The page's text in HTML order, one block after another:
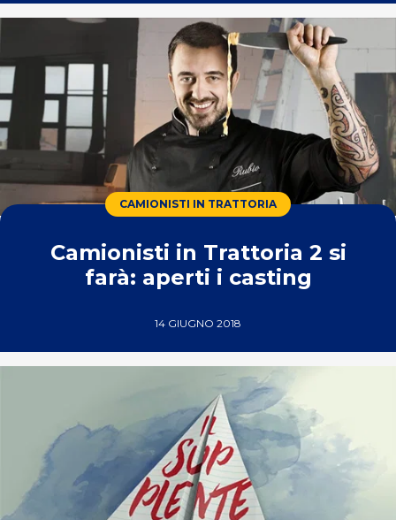
CAMIONISTI IN TRATTORIA
Camionisti in Trattoria 2 si
farà: aperti i casting
14 GIUGNO 2018